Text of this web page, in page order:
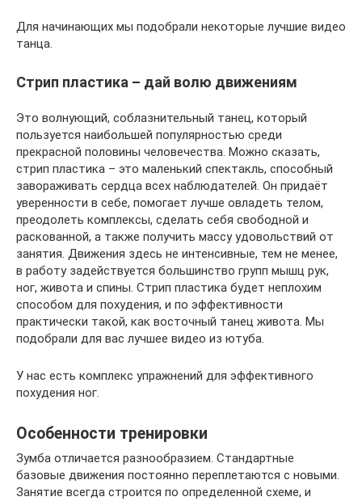
Для начинающих мы подобрали некоторые лучшие видео
танца.
Стрип пластика – дай волю движениям
Это волнующий, соблазнительный танец, который
пользуется наибольшей популярностью среди
прекрасной половины человечества. Можно сказать,
стрип пластика – это маленький спектакль, способный
завораживать сердца всех наблюдателей. Он придаёт
уверенности в себе, помогает лучше овладеть телом,
преодолеть комплексы, сделать себя свободной и
раскованной, а также получить массу удовольствий от
занятия. Движения здесь не интенсивные, тем не менее,
в работу задействуется большинство групп мышц рук,
ног, живота и спины. Стрип пластика будет неплохим
способом для похудения, и по эффективности
практически такой, как восточный танец живота. Мы
подобрали для вас лучшее видео из ютуба.
У нас есть комплекс упражнений для эффективного
похудения ног.
Особенности тренировки
Зумба отличается разнообразием. Стандартные
базовые движения постоянно переплетаются с новыми.
Занятие всегда строится по определенной схеме, и